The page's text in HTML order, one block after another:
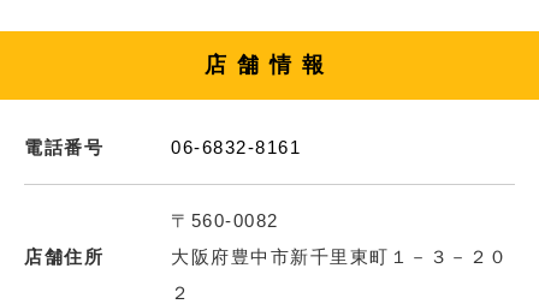
店舗情報
電話番号 06-6832-8161
店舗住所
〒560-0082
大阪府豊中市新千里東町１－３－２０
２